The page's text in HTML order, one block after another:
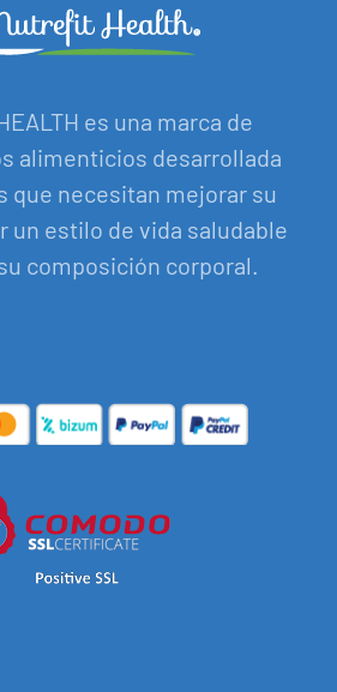
es una marca de
alimenticios desarrollada
que necesitan mejorar su
un estilo de vida saludable
composición corporal.